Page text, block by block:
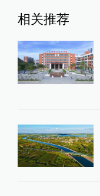
相关推荐